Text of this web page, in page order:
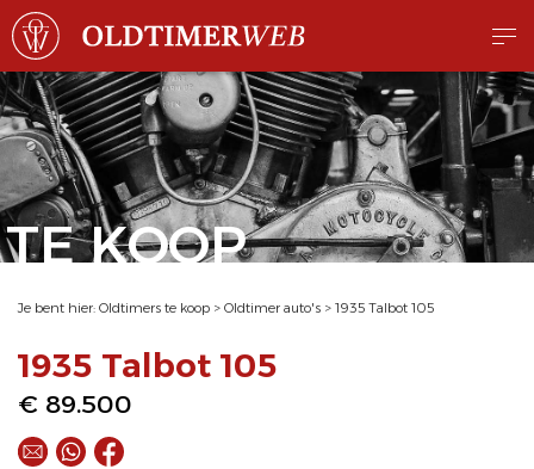
TE KOOP
Je bent hier: Oldtimers te koop > Oldtimer auto's > 1935 Talbot 105
1935 Talbot 105
€ 89.500